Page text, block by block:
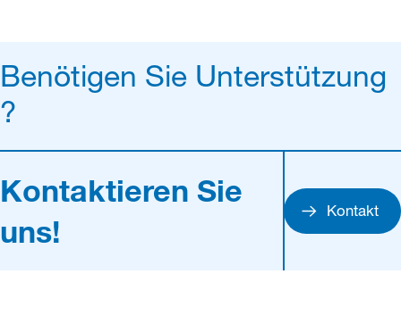
Benötigen Sie Unterstützung
?
Kontaktieren Sie
uns!
Kontakt